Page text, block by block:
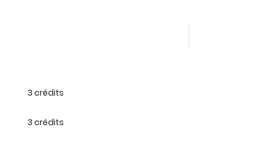
3 crédits
3 crédits